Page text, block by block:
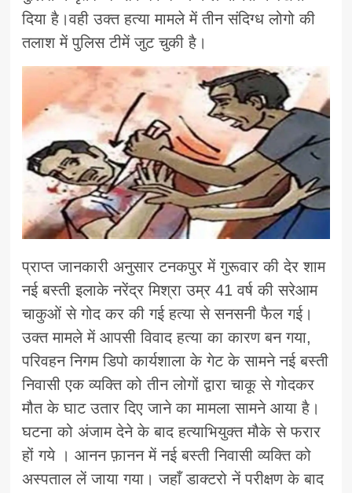
दिया है।वही उक्त हत्या मामले में तीन संदिग्ध लोगो की
तलाश में पुलिस टीमें जुट चुकी है।
प्राप्त जानकारी अनुसार टनकपुर में गुरूवार की देर शाम
नई बस्ती इलाके नरेंद्र मिश्रा उम्र 41 वर्ष की सरेआम
चाकुओं से गोद कर की गई हत्या से सनसनी फैल गई।
उक्त मामले में आपसी विवाद हत्या का कारण बन गया,
परिवहन निगम डिपो कार्यशाला के गेट के सामने नई बस्ती
निवासी एक व्यक्ति को तीन लोगों द्वारा चाकू से गोदकर
मौत के घाट उतार दिए जाने का मामला सामने आया है।
घटना को अंजाम देने के बाद हत्याभियुक्त मौके से फरार
हों गये । आनन फ़ानन में नई बस्ती निवासी व्यक्ति को
अस्पताल लें जाया गया। जहाँ डाक्टरो नें परीक्षण के बाद